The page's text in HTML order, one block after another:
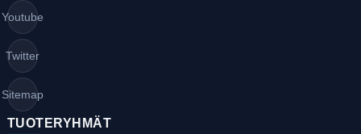
Youtube
Twitter
Sitemap
TUOTERYHMÄT